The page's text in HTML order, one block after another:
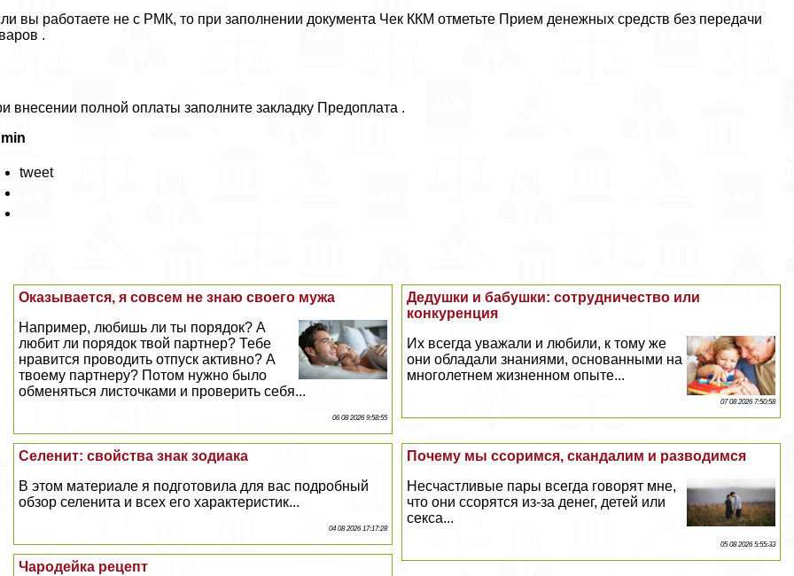
вы работаете не с РМК, то при заполнении документа Чек ККМ отметьте Прием денежных средств без передачи
.
внесении полной оплаты заполните закладку Предоплата .
tweet
Дедушки и бабушки: сотрудничество или
конкуренция
Их всегда уважали и любили, к тому же
они обладали знаниями, основанными на
многолетнем жизненном опыте...
07 08 2026 7:50:58
Оказывается, я совсем не знаю своего мужа
Например, любишь ли ты порядок? А
любит ли порядок твой партнер? Тебе
нравится проводить отпуск активно? А
твоему партнеру? Потом нужно было
обменяться листочками и проверить себя...
06 08 2026 9:58:55
Почему мы ссоримся, скандалим и разводимся
Несчастливые пары всегда говорят мне,
что они ссорятся из-за денег, детей или
ceкcа...
05 08 2026 5:55:33
Селенит: свойства знак зодиака
В этом материале я подготовила для вас подробный
обзор селенита и всех его хаpaктеристик...
04 08 2026 17:17:28
Чародейка рецепт